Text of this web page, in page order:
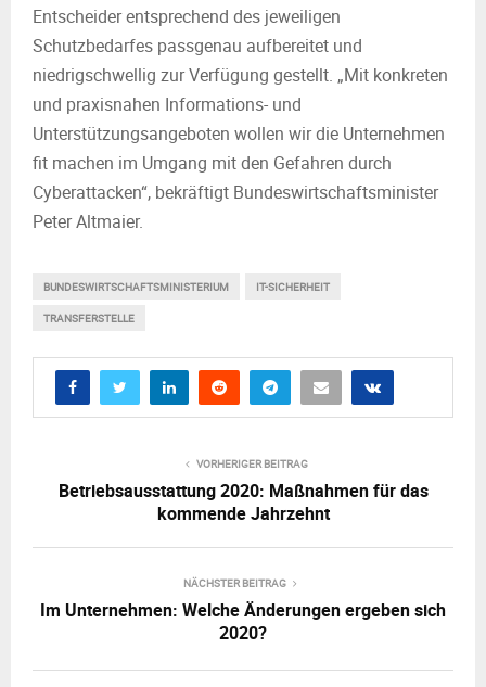
Entscheider entsprechend des jeweiligen
Schutzbedarfes passgenau aufbereitet und
niedrigschwellig zur Verfügung gestellt. „Mit konkreten
und praxisnahen Informations- und
Unterstützungsangeboten wollen wir die Unternehmen
fit machen im Umgang mit den Gefahren durch
Cyberattacken“, bekräftigt Bundeswirtschaftsminister
Peter Altmaier.
BUNDESWIRTSCHAFTSMINISTERIUM IT-SICHERHEIT
TRANSFERSTELLE
VORHERIGER BEITRAG
Betriebsausstattung 2020: Maßnahmen für das
kommende Jahrzehnt
NÄCHSTER BEITRAG
Im Unternehmen: Welche Änderungen ergeben sich
2020?